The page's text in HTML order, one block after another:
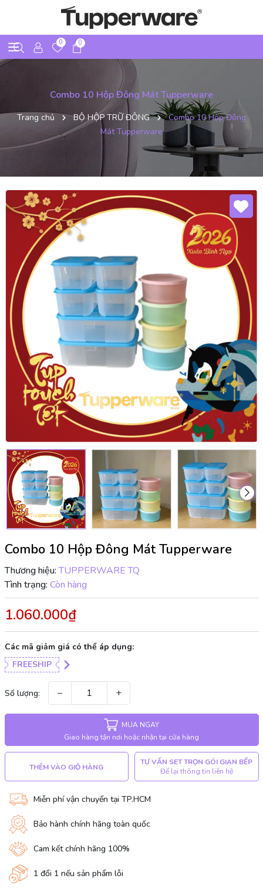
0 0
Combo 10 Hộp Đông Mát Tupperware
Trang chủ BỘ HỘP TRỮ ĐÔNG
Combo 10 Hộp Đông
Mát Tupperware
Combo 10 Hộp Đông Mát Tupperware
Thương hiệu: TUPPERWARE TQ
Tình trạng: Còn hàng
1.060.000₫
Các mã giảm giá có thể áp dụng:
FREESHIP
Số lượng: − +
MUA NGAY
Giao hàng tận nơi hoặc nhận tại cửa hàng
THÊM VÀO GIỎ HÀNG
TƯ VẤN SET TRỌN GÓI GIAN BẾP
Để lại thông tin liên hệ
Miễn phí vận chuyển tại TP.HCM
Bảo hành chính hãng toàn quốc
Cam kết chính hãng 100%
1 đổi 1 nếu sản phẩm lỗi